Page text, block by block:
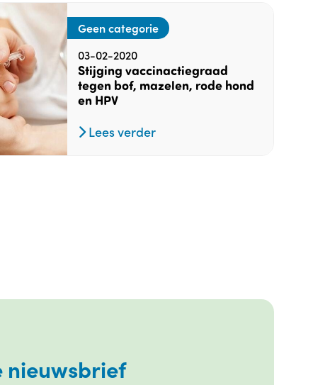
Geen categorie
03-02-2020
Stijging vaccinactiegraad
tegen bof, mazelen, rode hond
en HPV
Lees verder
nieuwsbrief